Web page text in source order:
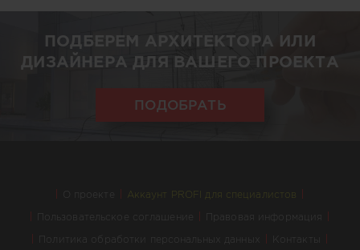
ПОДБЕРЕМ АРХИТЕКТОРА ИЛИ
ДИЗАЙНЕРА ДЛЯ ВАШЕГО ПРОЕКТА
ПОДОБРАТЬ
О проекте Аккаунт PROFI для специалистов
Пользовательское соглашение Правовая информация
Политика обработки персональных данных Контакты